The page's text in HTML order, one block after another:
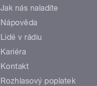
Jak nás naladíte
Nápověda
Lidé v rádiu
Kariéra
Kontakt
Rozhlasový poplatek